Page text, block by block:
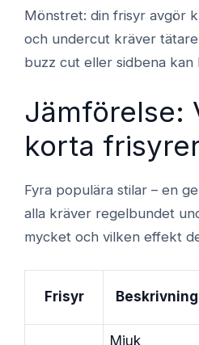
Mönstret: din frisyr avgör
och undercut kräver
buzz cut eller sidbena kan
Jämförelse:
korta
Fyra populära stilar – en
alla kräver regelbundet
mycket och vilken effekt
Frisyr Beskrivning
Mjuk